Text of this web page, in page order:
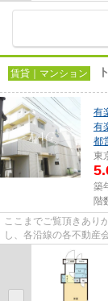
賃貸｜マンション
有
有
都
東
築
階
ここまでご覧頂きあり
し、各沿線の各不動産
しております！最新の